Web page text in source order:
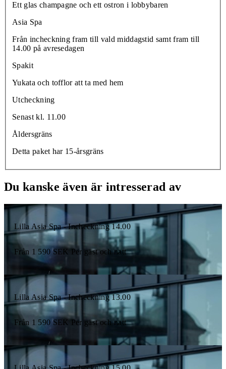
Ett glas champagne och ett ostron i lobbybaren
Asia Spa
Från incheckning fram till vald middagstid samt fram till
14.00 på avresedagen
Spakit
Yukata och tofflor att ta med hem
Utcheckning
Senast kl. 11.00
Åldersgräns
Detta paket har 15-årsgräns
Du kanske även är intresserad av
Lilla Asia Spa - Incheckning 14.00
Från 1 590 SEK Per gäst och natt
Lilla Asia Spa - Incheckning 13.00
Från 1 590 SEK Per gäst och natt